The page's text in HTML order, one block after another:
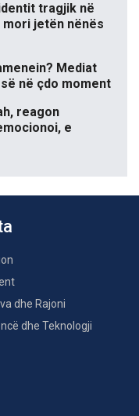
tragjik në
mori jetën nënës
Mediat
në çdo moment
reagon
e
dhe Rajoni
dhe Teknologji